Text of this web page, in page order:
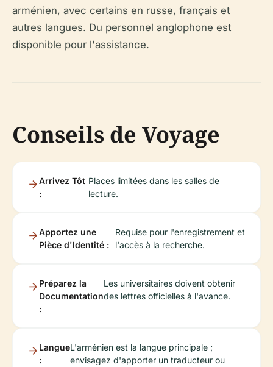
arménien, avec certains en russe, français et
autres langues. Du personnel anglophone est
disponible pour l'assistance.
Conseils de Voyage
Arrivez Tôt
:
Places limitées dans les salles de
lecture.
Apportez une
Pièce d'Identité :
Requise pour l'enregistrement et
l'accès à la recherche.
Préparez la
Documentation
:
Les universitaires doivent obtenir
des lettres officielles à l'avance.
Langue
:
L'arménien est la langue principale ;
envisagez d'apporter un traducteur ou